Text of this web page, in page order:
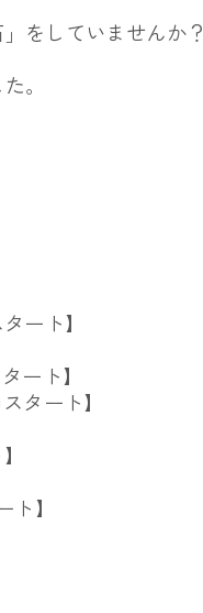
をしていませんか？
。
ート】
ート】
タ ート】
】